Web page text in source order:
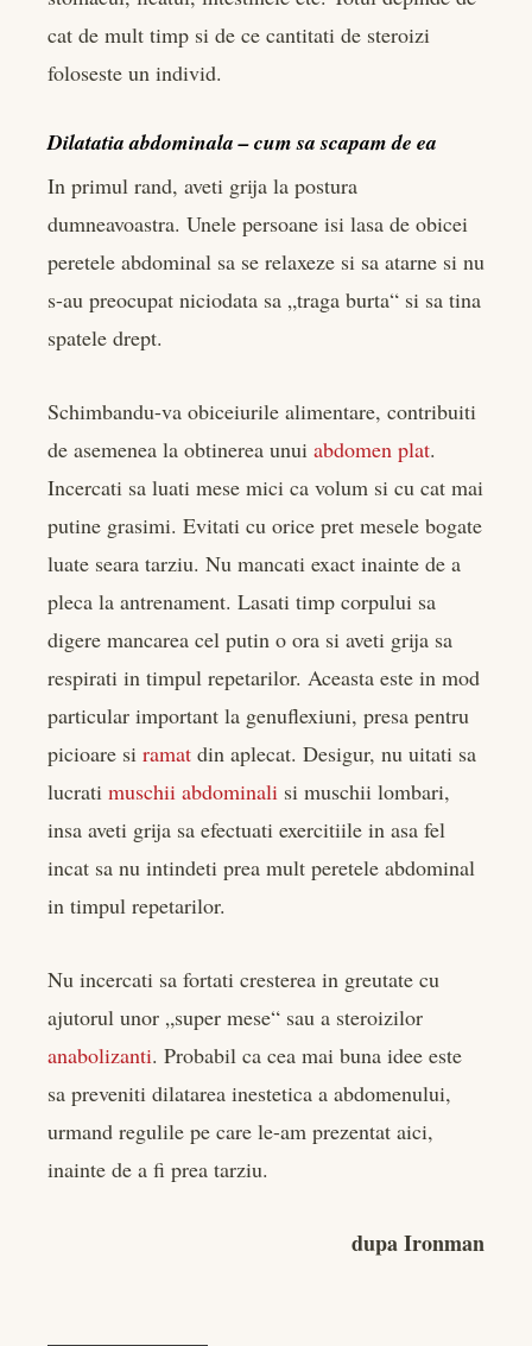
cat de mult timp si de ce cantitati de steroizi
foloseste un individ.
Dilatatia abdominala – cum sa scapam de ea
In primul rand, aveti grija la postura
dumneavoastra. Unele persoane isi lasa de obicei
peretele abdominal sa se relaxeze si sa atarne si nu
s-au preocupat niciodata sa „traga burta“ si sa tina
spatele drept.
Schimbandu-va obiceiurile alimentare, contribuiti
de asemenea la obtinerea unui abdomen plat.
Incercati sa luati mese mici ca volum si cu cat mai
putine grasimi. Evitati cu orice pret mesele bogate
luate seara tarziu. Nu mancati exact inainte de a
pleca la antrenament. Lasati timp corpului sa
digere mancarea cel putin o ora si aveti grija sa
respirati in timpul repetarilor. Aceasta este in mod
particular important la genuflexiuni, presa pentru
picioare si ramat din aplecat. Desigur, nu uitati sa
lucrati muschii abdominali si muschii lombari,
insa aveti grija sa efectuati exercitiile in asa fel
incat sa nu intindeti prea mult peretele abdominal
in timpul repetarilor.
Nu incercati sa fortati cresterea in greutate cu
ajutorul unor „super mese“ sau a steroizilor
anabolizanti. Probabil ca cea mai buna idee este
sa preveniti dilatarea inestetica a abdomenului,
urmand regulile pe care le-am prezentat aici,
inainte de a fi prea tarziu.
dupa Ironman